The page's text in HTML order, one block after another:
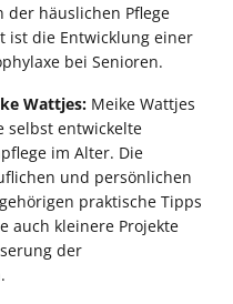
der häuslichen Pflege
ist die Entwicklung einer
bei Senioren.
Wattjes: Meike Wattjes
selbst entwickelte
im Alter. Die
und persönlichen
praktische Tipps
auch kleinere Projekte
der